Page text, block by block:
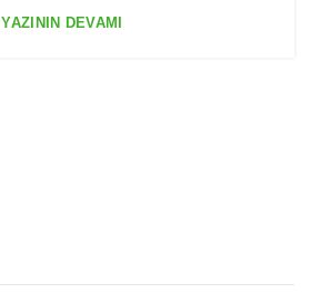
YAZININ DEVAMI